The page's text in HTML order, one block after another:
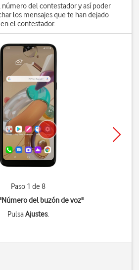
número del contestador y así poder
los mensajes que te han dejado
en el contestador.
Paso 1 de 8
Número del buzón de voz"
PulsaAjustes.